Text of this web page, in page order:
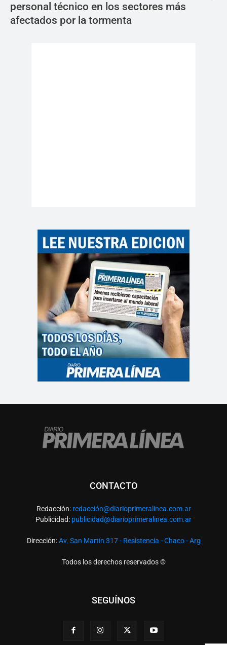
personal técnico en los sectores más
afectados por la tormenta
CONTACTO
Redacción: redacción@diarioprimeralinea.com.ar
Publicidad: publicidad@diarioprimeralinea.com.ar
Dirección:Av. San Martín 317 - Resistencia - Chaco - Arg
Todos los derechos reservados ©
SEGUÍNOS